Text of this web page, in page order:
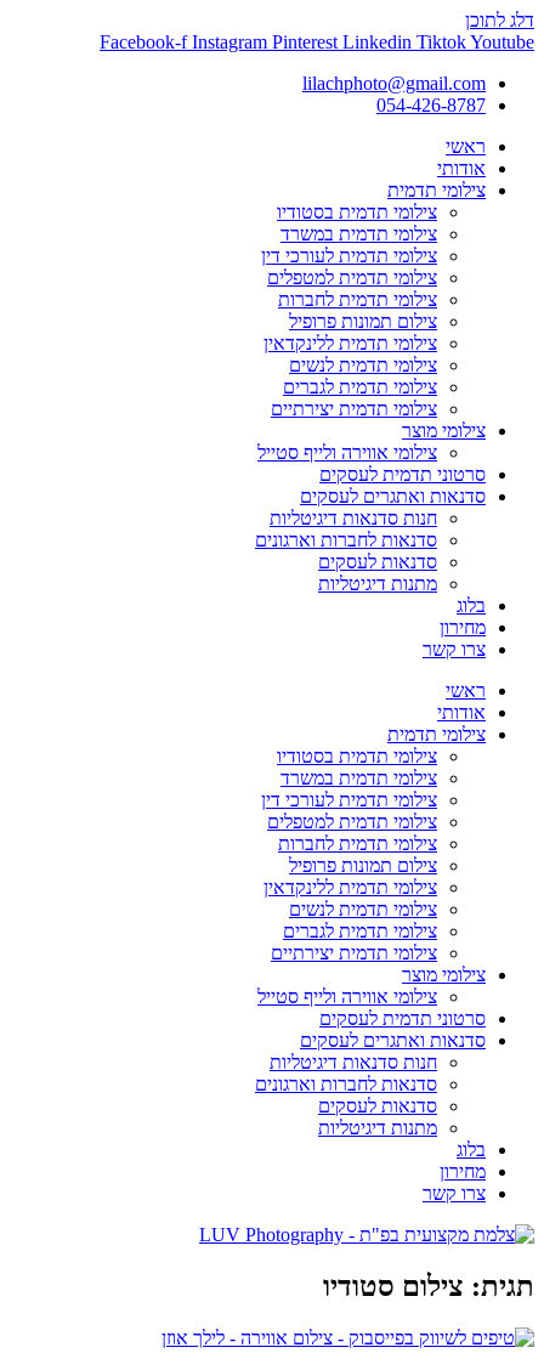
דלג לתוכן
Facebook-f Instagram Pinterest Linkedin TiktokYoutube
lilachphoto@gmail.com
054-426-8787
ראשי
אודותי
צילומי תדמית
צילומי תדמית בסטודיו
צילומי תדמית במשרד
צילומי תדמית לעורכי דין
צילומי תדמית למטפלים
צילומי תדמית לחברות
צילום תמונות פרופיל
צילומי תדמית ללינקדאין
צילומי תדמית לנשים
צילומי תדמית לגברים
צילומי תדמית יצירתיים
צילומי מוצר
צילומי אווירה ולייף סטייל
סרטוני תדמית לעסקים
סדנאות ואתגרים לעסקים
חנות סדנאות דיגיטליות
סדנאות לחברות וארגונים
סדנאות לעסקים
מתנות דיגיטליות
בלוג
מחירון
צרו קשר
ראשי
אודותי
צילומי תדמית
צילומי תדמית בסטודיו
צילומי תדמית במשרד
צילומי תדמית לעורכי דין
צילומי תדמית למטפלים
צילומי תדמית לחברות
צילום תמונות פרופיל
צילומי תדמית ללינקדאין
צילומי תדמית לנשים
צילומי תדמית לגברים
צילומי תדמית יצירתיים
צילומי מוצר
צילומי אווירה ולייף סטייל
סרטוני תדמית לעסקים
סדנאות ואתגרים לעסקים
חנות סדנאות דיגיטליות
סדנאות לחברות וארגונים
סדנאות לעסקים
מתנות דיגיטליות
בלוג
מחירון
צרו קשר
תגית: צילום סטודיו